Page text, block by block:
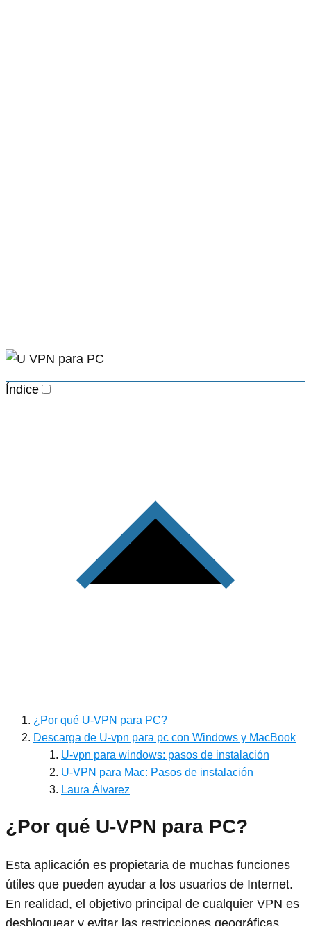
Índice
¿Por qué U-VPN para PC?
Descarga de U-vpn para pc con Windows y MacBook
U-vpn para windows: pasos de instalación
U-VPN para Mac: Pasos de instalación
Laura Álvarez
¿Por qué U-VPN para PC?
Esta aplicación es propietaria de muchas funciones
útiles que pueden ayudar a los usuarios de Internet.
En realidad, el objetivo principal de cualquier VPN es